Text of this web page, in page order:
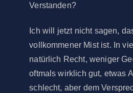
Verstanden?
Ich will jetzt nicht sagen,
vollkommener Mist ist. In
natürlich Recht, weniger
oftmals wirklich gut, etwas
schlecht, aber dem